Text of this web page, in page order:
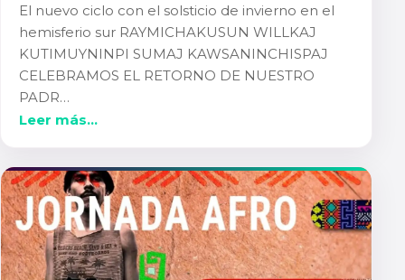
El nuevo ciclo con el solsticio de invierno en el
hemisferio sur RAYMICHAKUSUN WILLKAJ
KUTIMUYNINPI SUMAJ KAWSANINCHISPAJ
CELEBRAMOS EL RETORNO DE NUESTRO
PADR…
Leer más...